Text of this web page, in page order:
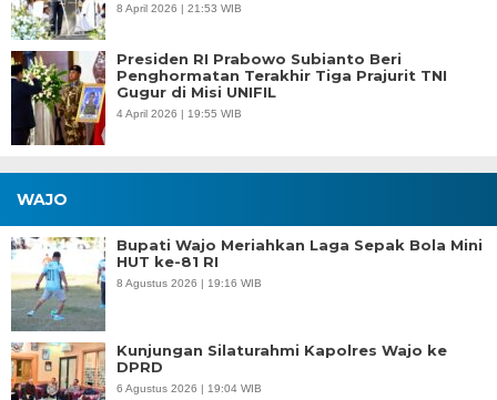
8 April 2026 | 21:53 WIB
Presiden RI Prabowo Subianto Beri
Penghormatan Terakhir Tiga Prajurit TNI
Gugur di Misi UNIFIL
4 April 2026 | 19:55 WIB
WAJO
Bupati Wajo Meriahkan Laga Sepak Bola Mini
HUT ke-81 RI
8 Agustus 2026 | 19:16 WIB
Kunjungan Silaturahmi Kapolres Wajo ke
DPRD
6 Agustus 2026 | 19:04 WIB